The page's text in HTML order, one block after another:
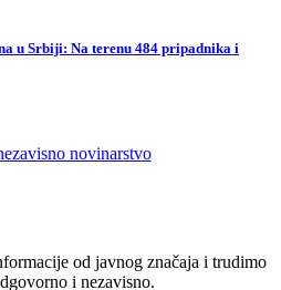
u Srbiji: Na terenu 484 pripadnika i
od javnog značaja i trudimo
i nezavisno.